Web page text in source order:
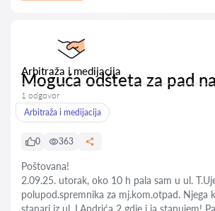
Arbitraža i medijacija
Moguća odšteta za pad
1 odgovor
Arbitraža i medijacija
0 363
Poštovana!
2.09.25. utorak, oko 10 h pala sam u ul.
polupod.spremnika za mj.kom.otpad. Njega
stanari iz ul. I.Andrića 2 gdje i ja stanujem!